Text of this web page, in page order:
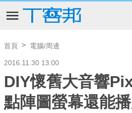
首頁 電腦/周邊
2016.11.30 13:00
DIY懷舊大音響
點陣圖螢幕還能